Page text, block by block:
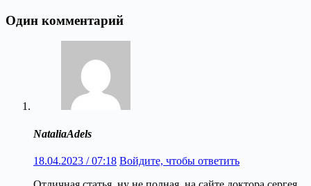
Один комментарий
NataliaAdels
18.04.2023 / 07:18 Войдите, чтобы ответить